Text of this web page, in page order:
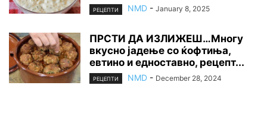
РЕЦЕПТИ NMD - January 8, 2025
ПРСТИ ДА ИЗЛИЖЕШ…Многу
вкусно јадење со ќофтиња,
евтино и едноставно, рецепт...
РЕЦЕПТИ NMD - December 28, 2024